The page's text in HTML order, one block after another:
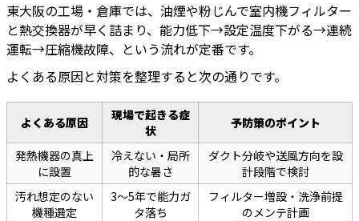
東大阪の工場・倉庫では、油煙や粉じんで室内機フィルター
と熱交換器が早く詰まり、能力低下→設定温度下がる→連続
運転→圧縮機故障、という流れが定番です。
よくある原因と対策を整理すると次の通りです。
よくある原因
現場で起きる症
状
予防策のポイント
発熱機器の真上
に設置
冷えない・局所
的な暑さ
ダクト分岐や送風方向を設
計段階で検討
汚れ想定のない
機種選定
3〜5年で能力ガ
タ落ち
フィルター増設・洗浄前提
のメンテ計画